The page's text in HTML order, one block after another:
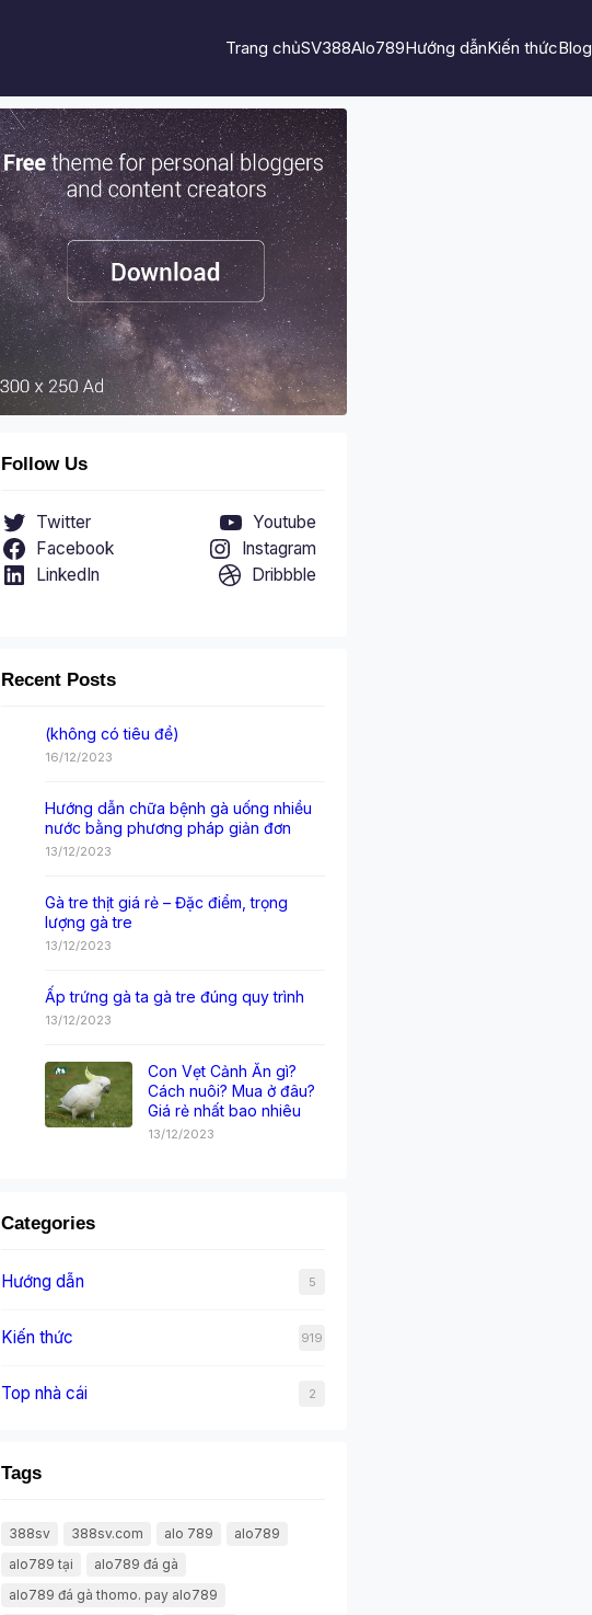
Trang chủSV388Alo789Hướng dẫnKiến thứcBlog
Follow Us
Twitter
Youtube
Facebook
Instagram
LinkedIn
Dribbble
Recent Posts
(không có tiêu đề)
16/12/2023
Hướng dẫn chữa bệnh gà uống nhiều
nước bằng phương pháp giản đơn
13/12/2023
Gà tre thịt giá rẻ – Đặc điểm, trọng
lượng gà tre
13/12/2023
Ấp trứng gà ta gà tre đúng quy trình
13/12/2023
Con Vẹt Cảnh Ăn gì?
Cách nuôi? Mua ở đâu?
Giá rẻ nhất bao nhiêu
13/12/2023
Categories
Hướng dẫn 5
Kiến thức 919
Top nhà cái 2
Tags
388sv 388sv.com alo 789
alo789
alo789 tại
alo789 đá gà
alo789 đá gà thomo. pay alo789